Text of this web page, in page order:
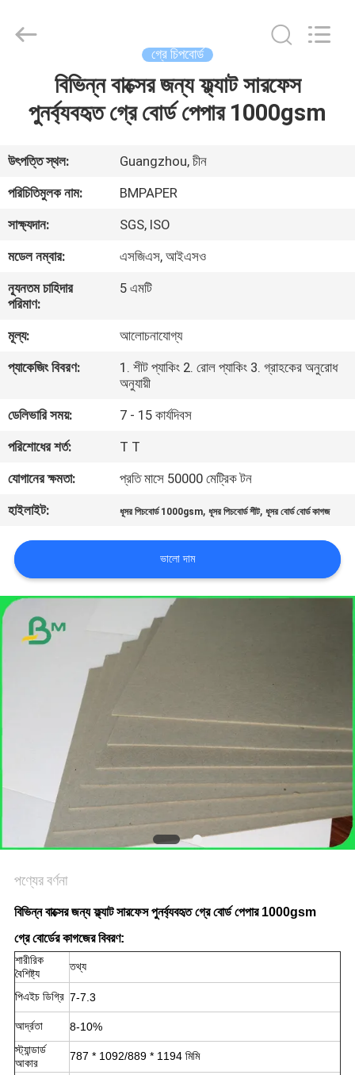
আমাদের
সম্বন্ধে
কারখানা
পরিদর্শন
গুণমান
নিয়ন্ত্রণ
আমাদের
সাথে
যোগাযোগ
মামলা
সাইট
নীতি
CO.,LTD.
গ্রে চিপবোর্ড
বিভিন্ন বাক্সের জন্য ফ্ল্যাট সারফেস
পুনর্ব্যবহৃত গ্রে বোর্ড পেপার 1000gsm
উৎপত্তি স্থল:
Guangzhou, চীন
পরিচিতিমুলক নাম:
BMPAPER
সাক্ষ্যদান:
SGS, ISO
মডেল নম্বার:
এসজিএস, আইএসও
ন্যূনতম চাহিদার
পরিমাণ:
5 এমটি
মূল্য:
আলোচনাযোগ্য
প্যাকেজিং বিবরণ:
1. শীট প্যাকিং 2. রোল প্যাকিং 3. গ্রাহকের অনুরোধ
অনুযায়ী
ডেলিভারি সময়:
7 - 15 কার্যদিবস
পরিশোধের শর্ত:
T T
যোগানের ক্ষমতা:
প্রতি মাসে 50000 মেট্রিক টন
হাইলাইট:
ধূসর পিচবোর্ড 1000gsm,ধূসর পিচবোর্ড শীট,ধূসর বোর্ড বোর্ড কাগজ
ভালো দাম
পণ্যের বর্ণনা
বিভিন্ন বাক্সের জন্য ফ্ল্যাট সারফেস পুনর্ব্যবহৃত গ্রে বোর্ড পেপার 1000gsm
গ্রে বোর্ডের কাগজের বিবরণ:
শারীরিক
বৈশিষ্ট্য
তথ্য
পিএইচ ডিগ্রি 7-7.3
আর্দ্রতা
8-10%
স্ট্যান্ডার্ড
আকার
787 * 1092/889 * 1194 মিমি